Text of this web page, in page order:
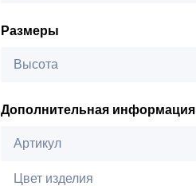
Размеры
Высота
Дополнительная информация
Артикул
Цвет изделия